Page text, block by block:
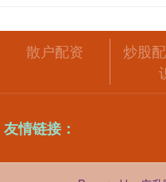
散户配资
炒股
友情链接：